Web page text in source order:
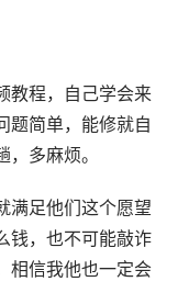
教程，自己学会来
题简单，能修就自
多麻烦。
满足他们这个愿望
钱，也不可能敲诈
相信我他也一定会